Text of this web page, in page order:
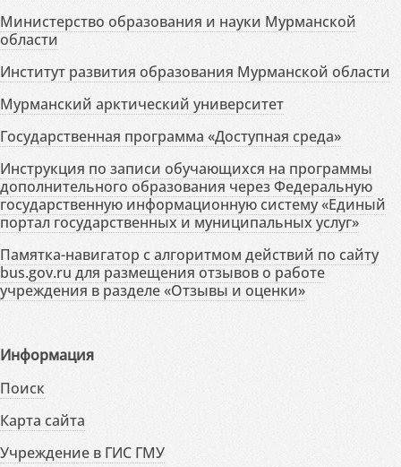
Министерство образования и науки Мурманской
области
Институт развития образования Мурманской области
Мурманский арктический университет
Государственная программа «Доступная среда»
Инструкция по записи обучающихся на программы
дополнительного образования через Федеральную
государственную информационную систему «Единый
портал государственных и муниципальных услуг»
Памятка-навигатор с алгоритмом действий по сайту
bus.gov.ru для размещения отзывов о работе
учреждения в разделе «Отзывы и оценки»
Информация
Поиск
Карта сайта
Учреждение в ГИС ГМУ